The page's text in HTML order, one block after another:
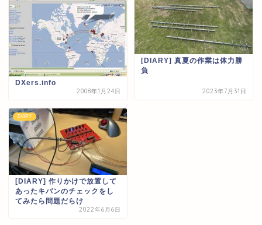
DXers.info
2008年1月24日
[DIARY] 真夏の作業は体力勝
負
2023年7月31日
DIARY
[DIARY] 作りかけで放置して
あったキバンのチェックをし
てみたら問題だらけ
2022年6月6日